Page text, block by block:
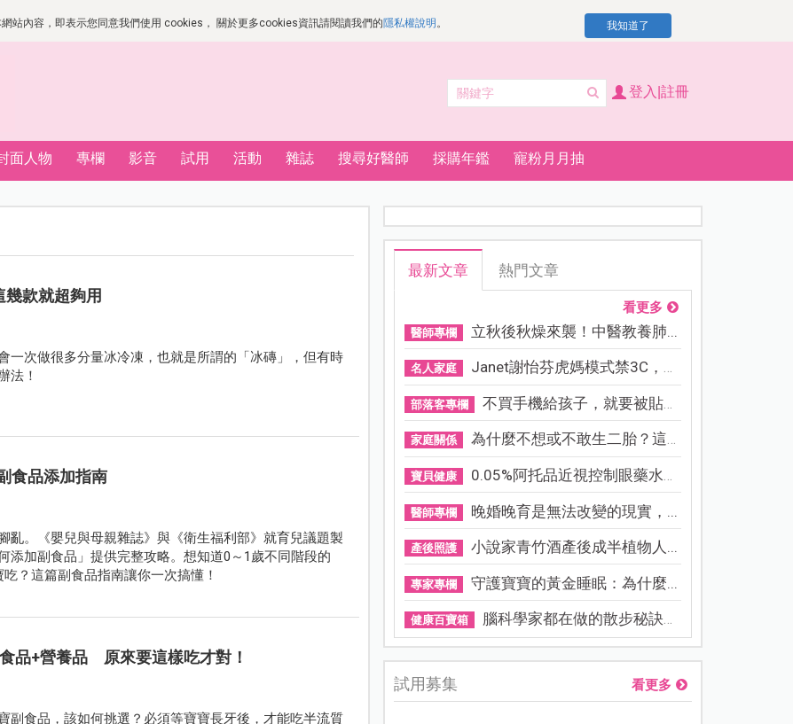
站內容，即表示您同意我們使用 cookies， 關於更多cookies資訊請閱讀我們的隱私權說明 。 我知道了
登入|註冊
面人物 專欄 影音 試用 活動 雜誌 搜尋好醫師 採購年鑑 寵粉月月抽
幾款就超夠用
一次做很多分量冰冷凍，也就是所謂的「冰磚」，但有時
法！
食品添加指南
亂。《嬰兒與母親雜誌》與《衛生福利部》就育兒議題製
添加副食品」提供完整攻略。想知道0～1歲不同階段的
？這篇副食品指南讓你一次搞懂！
品+營養品 原來要這樣吃才對！
副食品，該如何挑選？必須等寶寶長牙後，才能吃半流質
最新文章 熱門文章
看更多
醫師專欄 立秋後秋燥來襲！中醫教養肺...
名人家庭 Janet謝怡芬虎媽模式禁3C，看...
部落客專欄 不買手機給孩子，就要被貼「...
家庭關係 為什麼不想或不敢生二胎？這8...
寶貝健康 0.05%阿托品近視控制眼藥水納...
醫師專欄 晚婚晚育是無法改變的現實，...
產後照護 小說家青竹酒產後成半植物人...
專家專欄 守護寶寶的黃金睡眠：為什麼...
健康百寶箱 腦科學家都在做的散步秘訣！...
試用募集 看更多